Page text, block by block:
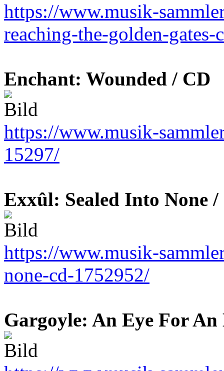
https://www.musik-
reaching-the-golden-gates-
Enchant: Wounded / CD
https://www.musik-
15297/
Exxûl: Sealed Into None /
https://www.musik-
none-cd-1752952/
Gargoyle: An Eye For